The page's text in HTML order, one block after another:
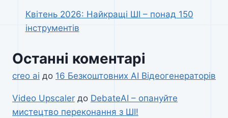
Квітень 2026: Найкращі ШІ – понад 150
інструментів
Останні коментарі
creo ai до 16 Безкоштовних AI Відеогенераторів
Video Upscaler до DebateAI – опануйте
мистецтво переконання з ШІ!